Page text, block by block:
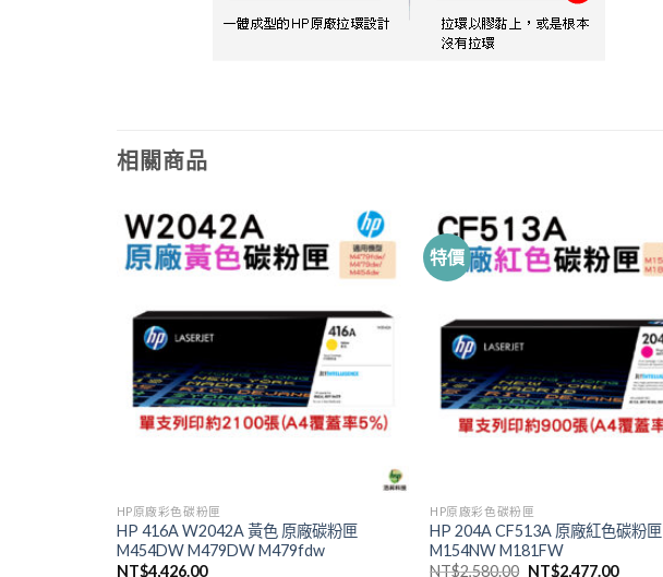
相關商品
HP原廠彩色碳粉匣
HP 416A W2042A 黃色 原廠碳粉匣
M454DW M479DW M479fdw
NT$4,426.00
特價
HP原廠彩色碳粉匣
HP 204A CF513A 原廠紅色碳粉匣
M154NW M181FW
NT$2,580.00 原
NT$2,477.00目